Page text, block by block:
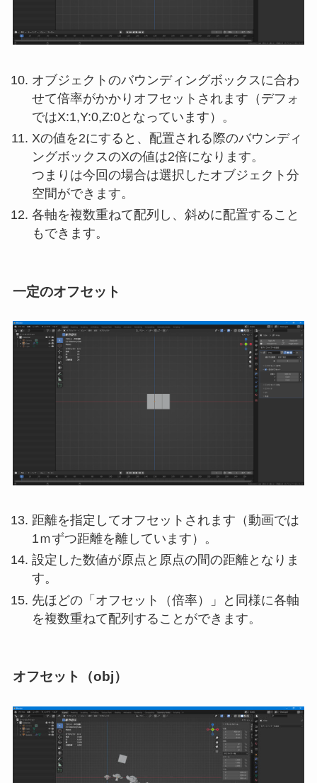
オブジェクトのバウンディングボックスに合わ
せて倍率がかかりオフセットされます（デフォ
ではX:1,Y:0,Z:0となっています）。
Xの値を2にすると、配置される際のバウンディ
ングボックスのXの値は2倍になります。
つまりは今回の場合は選択したオブジェクト分
空間ができます。
各軸を複数重ねて配列し、斜めに配置すること
もできます。
一定のオフセット
距離を指定してオフセットされます（動画では
1ｍずつ距離を離しています）。
設定した数値が原点と原点の間の距離となりま
す。
先ほどの「オフセット（倍率）」と同様に各軸
を複数重ねて配列することができます。
オフセット（obj）